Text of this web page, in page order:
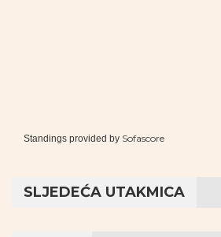
Standings provided by Sofascore
SLJEDEĆA UTAKMICA